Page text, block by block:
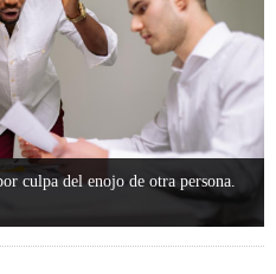
culpa del enojo de otra persona.